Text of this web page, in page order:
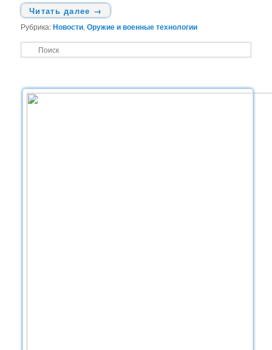
Читать далее →
Рубрика:Новости,Оружие и военные технологии
о
к